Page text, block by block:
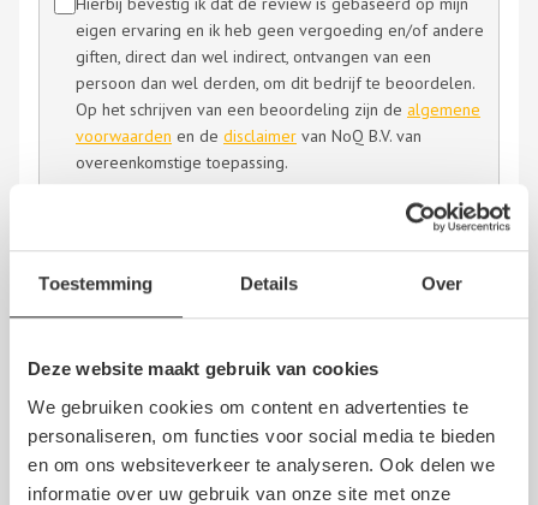
Toestemming Details Over
Deze website maakt gebruik van cookies
We gebruiken cookies om content en advertenties te
personaliseren, om functies voor social media te bieden
en om ons websiteverkeer te analyseren. Ook delen we
informatie over uw gebruik van onze site met onze
eigen ervaring en ik heb geen vergoeding en/of andere
giften, direct dan wel indirect, ontvangen van een
persoon dan wel derden, om dit bedrijf te beoordelen.
Op het schrijven van een beoordeling zijn de algemene
voorwaarden en de disclaimer van NoQ B.V. van
overeenkomstige toepassing.
22 april 2025